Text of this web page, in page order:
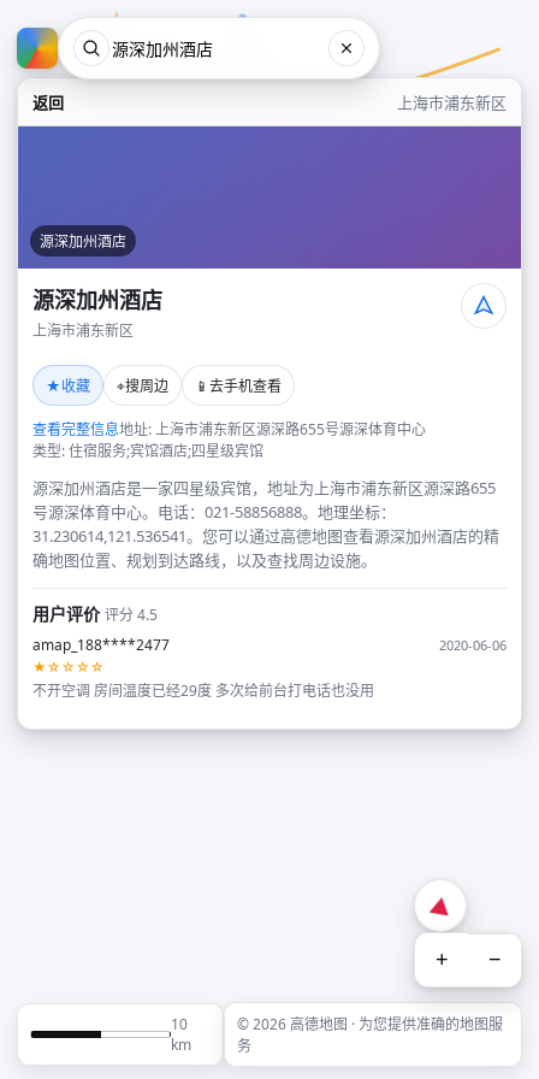
返回 上海市浦东新区
源深加州酒店
源深加州酒店
上海市浦东新区
★收藏 ⌖搜周边 📱 去手机查看
查看完整信息地址: 上海市浦东新区源深路655号源深体育中心
类型: 住宿服务;宾馆酒店;四星级宾馆
源深加州酒店是一家四星级宾馆，地址为上海市浦东新区源深路655
号源深体育中心。电话：021-58856888。地理坐标：
31.230614,121.536541。您可以通过高德地图查看源深加州酒店的精
确地图位置、规划到达路线，以及查找周边设施。
用户评价评分 4.5
amap_188****2477
2020-06-06
★☆☆☆☆
不开空调 房间温度已经29度 多次给前台打电话也没用
+ −
10
km
© 2026 高德地图 · 为您提供准确的地图服
务